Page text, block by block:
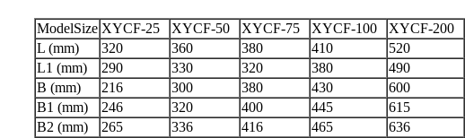
ModelSize XYCF-25 XYCF-50 XYCF-75 XYCF-100 XYCF-200
L (mm)
320 360 380 410 520
L1 (mm)
290 330 320 380 490
B (mm)
216 300 380 430 600
B1 (mm)
246 320 400 445 615
B2 (mm)
265 336 416 465 636